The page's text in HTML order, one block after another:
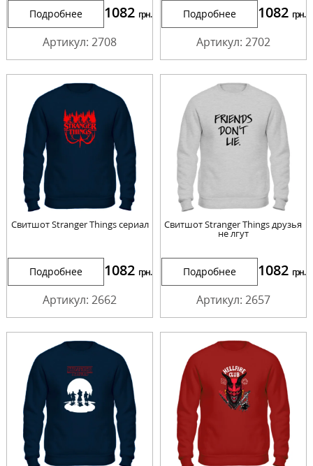
Подробнее 1082 грн.
Артикул: 2708
Подробнее 1082 грн.
Артикул: 2702
Свитшот Stranger Things сериал
Подробнее 1082 грн.
Артикул: 2662
Свитшот Stranger Things друзья
не лгут
Подробнее 1082 грн.
Артикул: 2657